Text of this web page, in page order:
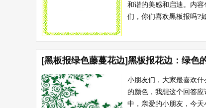
和谐的美感和启迪。内
们，你们喜欢黑板报吗?
[黑板报绿色藤蔓花边]黑板报花边：绿色
小朋友们，大家最喜欢
的颜色，我想这个回答
中，亲爱的小朋友，今天